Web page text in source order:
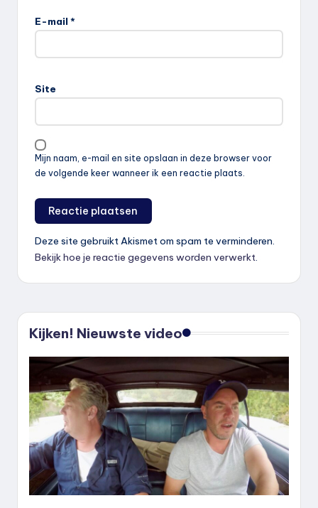
E-mail *
Site
Mijn naam, e-mail en site opslaan in deze browser voor
de volgende keer wanneer ik een reactie plaats.
Deze site gebruikt Akismet om spam te verminderen.
Bekijk hoe je reactie gegevens worden verwerkt.
Kijken! Nieuwste video